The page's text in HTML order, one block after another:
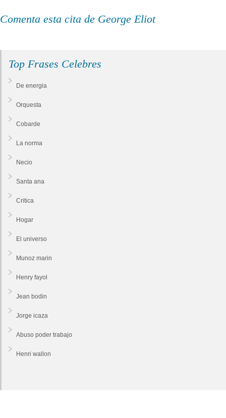
Comenta esta cita de George Eliot
Top Frases Celebres
De energia
Orquesta
Cobarde
La norma
Necio
Santa ana
Critica
Hogar
El universo
Munoz marin
Henry fayol
Jean bodin
Jorge icaza
Abuso poder trabajo
Henri wallon